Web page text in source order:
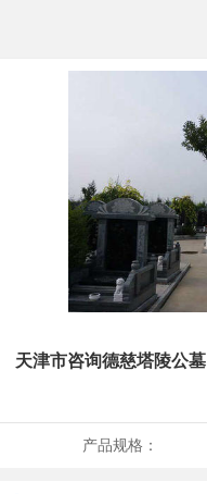
天津市咨询德慈塔陵公墓
产品规格：